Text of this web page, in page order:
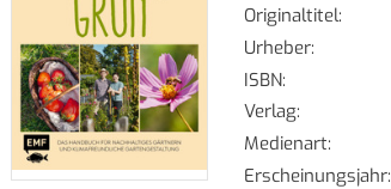
Originaltitel:
Urheber:
ISBN:
Verlag:
Medienart:
Erscheinungsjahr: